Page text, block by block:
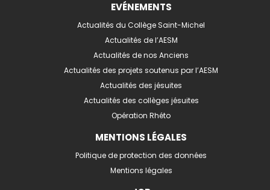
EVÉNEMENTS
Actualités du Collège Saint-Michel
Actualités de l’AESM
Actualités de nos Anciens
Actualités des projets soutenus par l’AESM
Actualités des jésuites
Actualités des collèges jésuites
Opération Rhéto
MENTIONS LÉGALES
Politique de protection des données
Mentions légales